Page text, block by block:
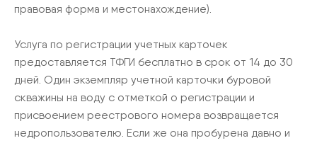
правовая форма и местонахождение).
Услуга по регистрации учетных карточек
предоставляется ТФГИ бесплатно в срок от 14 до 30
дней. Один экземпляр учетной карточки буровой
скважины на воду с отметкой о регистрации и
присвоением реестрового номера возвращается
недропользователю. Если же она пробурена давно и